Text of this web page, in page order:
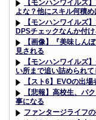
【モンハンワイルズ
よな？他にスキル何積め
【モンハンワイルズ
DPSチェックなんか付け
【画像】『美味しん
見される
【モンハンワイルズ
い所まで追い詰められて
【スト6】EVOの出場
【悲報】高校生、パ
事になる
ファンタージライフ